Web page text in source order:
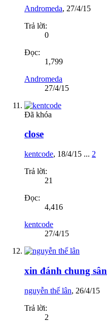
Andromeda, 27/4/15
Trả lời:
0
Đọc:
1,799
Andromeda
27/4/15
Đã khóa
close
kentcode, 18/4/15 ... 2
Trả lời:
21
Đọc:
4,416
kentcode
27/4/15
xin đánh chung sân
nguyễn thế lân, 26/4/15
Trả lời:
2